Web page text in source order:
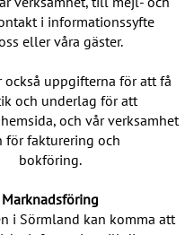
i informationssyfte
eller våra gäster.
också uppgifterna för att få
och underlag för att
och vår verksamhet
för fakturering och
bokföring.
Marknadsföring
i Sörmland kan komma att